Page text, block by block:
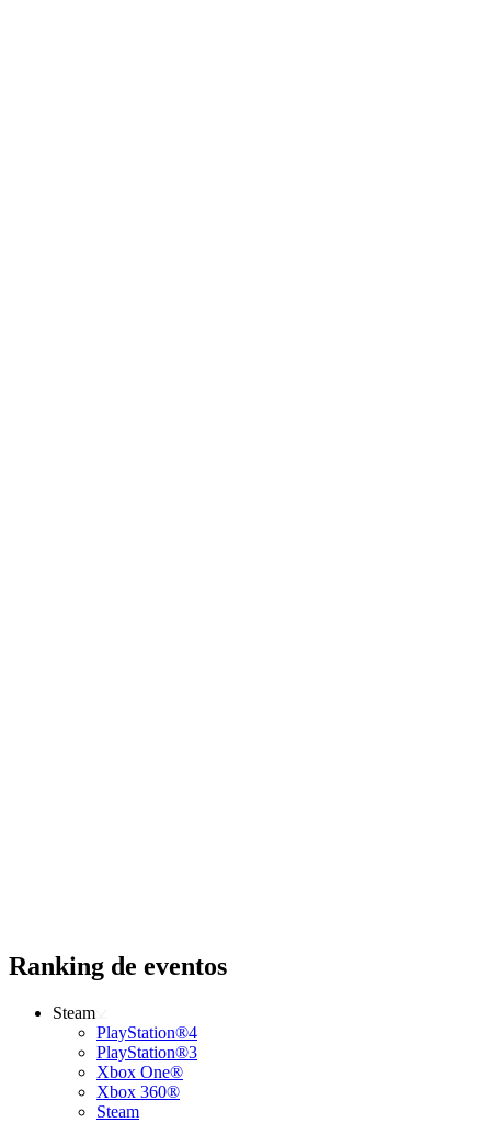
Ranking de eventos
Steam
PlayStation®4
PlayStation®3
Xbox One®
Xbox 360®
Steam